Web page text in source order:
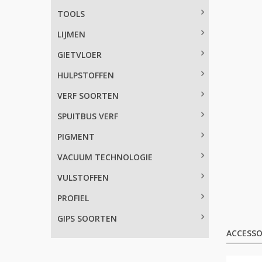
TOOLS
LIJMEN
GIETVLOER
HULPSTOFFEN
VERF SOORTEN
SPUITBUS VERF
PIGMENT
VACUUM TECHNOLOGIE
VULSTOFFEN
PROFIEL
GIPS SOORTEN